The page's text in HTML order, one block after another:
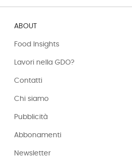
ABOUT
Food Insights
Lavori nella GDO?
Contatti
Chi siamo
Pubblicità
Abbonamenti
Newsletter